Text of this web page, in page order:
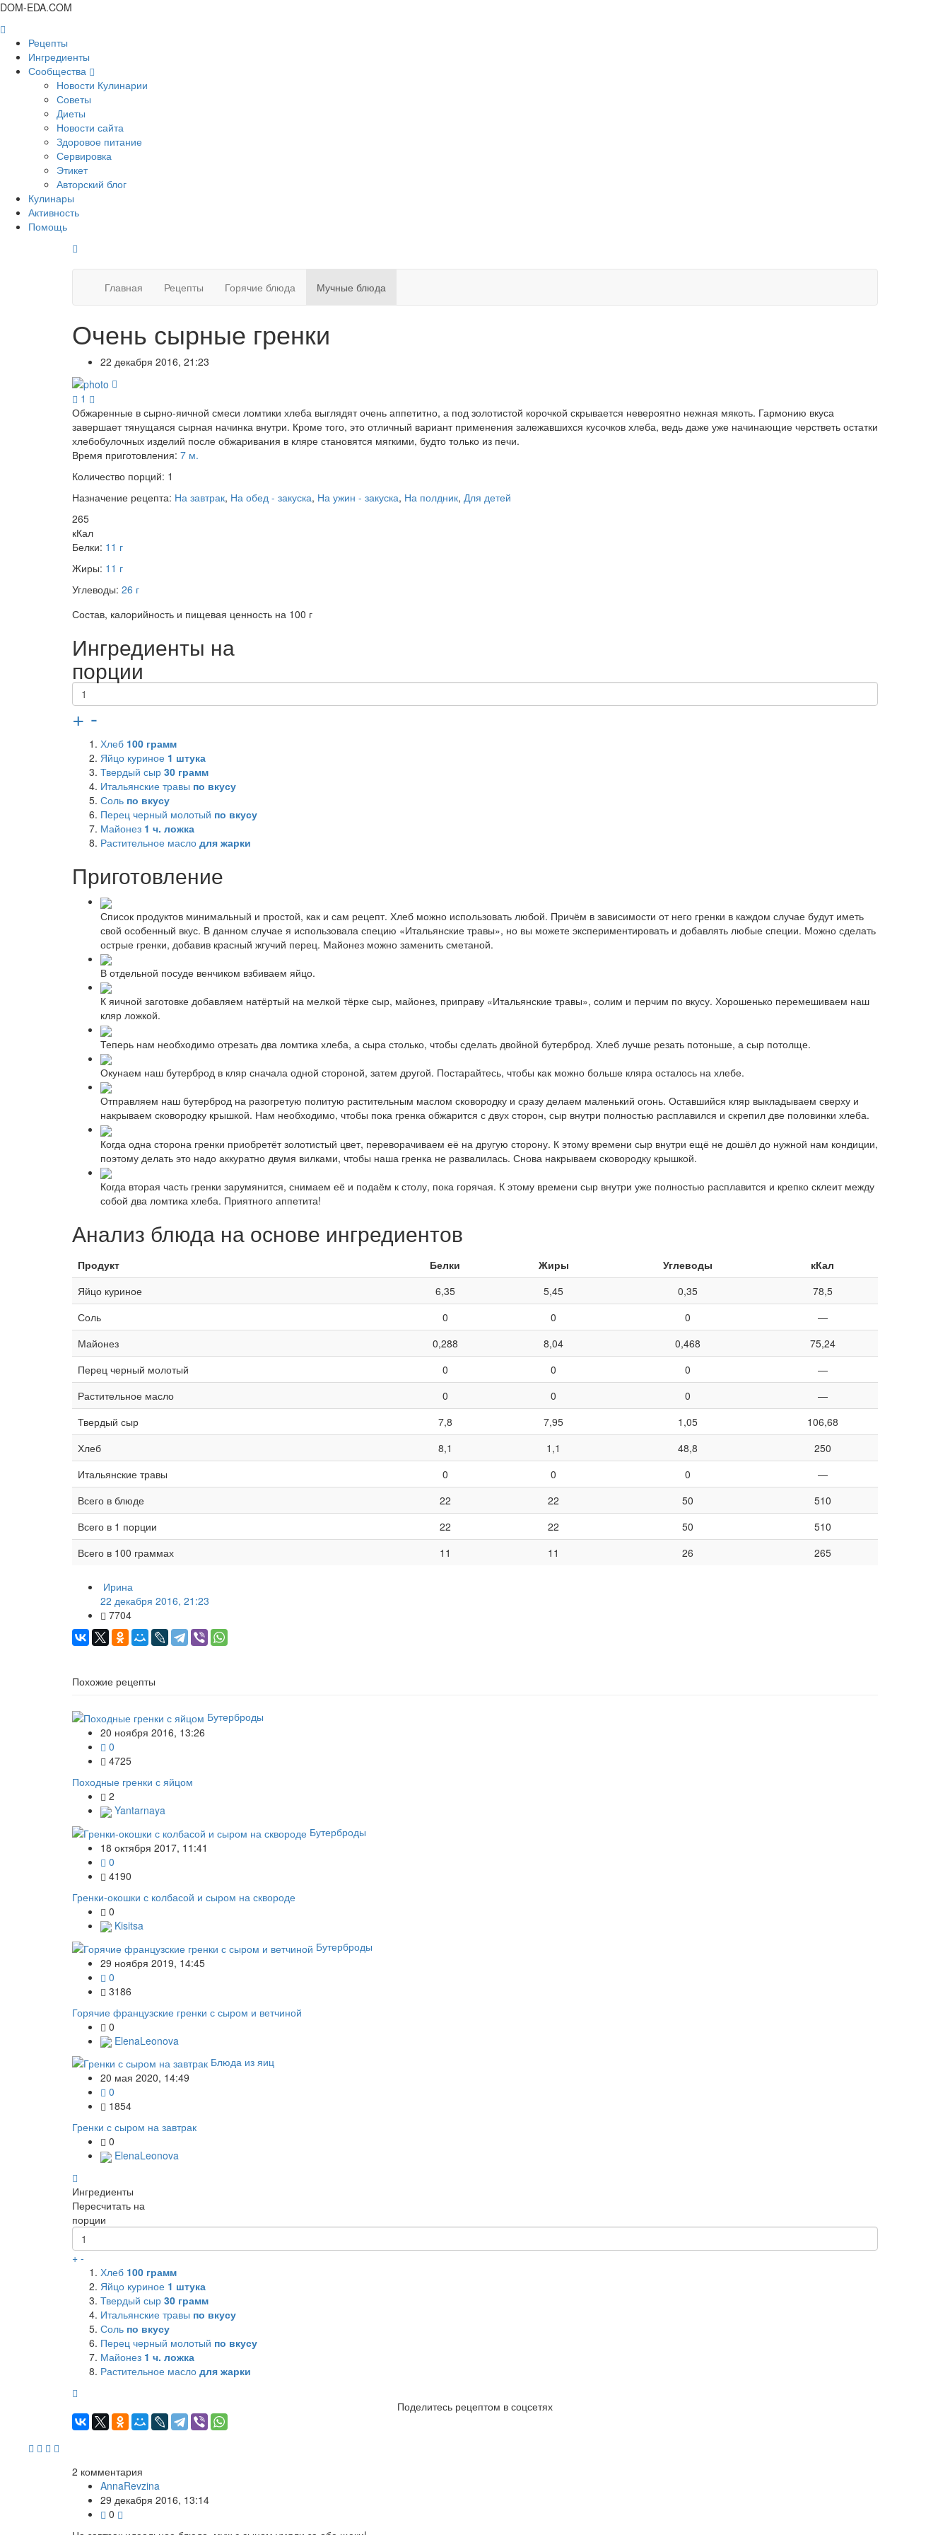
DOM-EDA.COM
Рецепты
Ингредиенты
Сообщества
Новости Кулинарии
Советы
Диеты
Новости сайта
Здоровое питание
Сервировка
Этикет
Авторский блог
Кулинары
Активность
Помощь
Главная Рецепты Горячие блюда Мучные блюда
Очень сырные гренки
22 декабря 2016, 21:23
1
Обжаренные в сырно-яичной смеси ломтики хлеба выглядят очень аппетитно, а под золотистой корочкой скрывается невероятно нежная мякоть. Гармонию вкуса
завершает тянущаяся сырная начинка внутри. Кроме того, это отличный вариант применения залежавшихся кусочков хлеба, ведь даже уже начинающие черстветь остатки
хлебобулочных изделий после обжаривания в кляре становятся мягкими, будто только из печи.
Время приготовления: 7 м.
Количество порций: 1
Назначение рецепта: На завтрак, На обед - закуска, На ужин - закуска, На полдник, Для детей
265
кКал
Белки: 11 г
Жиры: 11 г
Углеводы: 26 г
Состав, калорийность и пищевая ценность на 100 г
Ингредиенты на
порции
+ -
Хлеб 100 грамм
Яйцо куриное 1 штука
Твердый сыр 30 грамм
Итальянские травы по вкусу
Соль по вкусу
Перец черный молотый по вкусу
Майонез 1 ч. ложка
Растительное масло для жарки
Приготовление
Список продуктов минимальный и простой, как и сам рецепт. Хлеб можно использовать любой. Причём в зависимости от него гренки в каждом случае будут иметь
свой особенный вкус. В данном случае я использовала специю «Итальянские травы», но вы можете экспериментировать и добавлять любые специи. Можно сделать
острые гренки, добавив красный жгучий перец. Майонез можно заменить сметаной.
В отдельной посуде венчиком взбиваем яйцо.
К яичной заготовке добавляем натёртый на мелкой тёрке сыр, майонез, приправу «Итальянские травы», солим и перчим по вкусу. Хорошенько перемешиваем наш
кляр ложкой.
Теперь нам необходимо отрезать два ломтика хлеба, а сыра столько, чтобы сделать двойной бутерброд. Хлеб лучше резать потоньше, а сыр потолще.
Окунаем наш бутерброд в кляр сначала одной стороной, затем другой. Постарайтесь, чтобы как можно больше кляра осталось на хлебе.
Отправляем наш бутерброд на разогретую политую растительным маслом сковородку и сразу делаем маленький огонь. Оставшийся кляр выкладываем сверху и
накрываем сковородку крышкой. Нам необходимо, чтобы пока гренка обжарится с двух сторон, сыр внутри полностью расплавился и скрепил две половинки хлеба.
Когда одна сторона гренки приобретёт золотистый цвет, переворачиваем её на другую сторону. К этому времени сыр внутри ещё не дошёл до нужной нам кондиции,
поэтому делать это надо аккуратно двумя вилками, чтобы наша гренка не развалилась. Снова накрываем сковородку крышкой.
Когда вторая часть гренки зарумянится, снимаем её и подаём к столу, пока горячая. К этому времени сыр внутри уже полностью расплавится и крепко склеит между
собой два ломтика хлеба. Приятного аппетита!
Анализ блюда на основе ингредиентов
Продукт Белки Жиры Углеводы
кКал
Яйцо куриное
6,35 5,45 0,35
78,5
Соль
0 0 0
—
Майонез
0,288 8,04 0,468
75,24
Перец черный молотый
0 0 0
—
Растительное масло
0 0 0
—
Твердый сыр
7,8 7,95 1,05
106,68
Хлеб
8,1 1,1 48,8
250
Итальянские травы
0 0 0
—
Всего в блюде
22 22 50
510
Всего в 1 порции
22 22 50
510
Всего в 100 граммах
11 11 26 265
Ирина
22 декабря 2016, 21:23
7704
Похожие рецепты
Бутерброды
20 ноября 2016, 13:26
0
4725
Походные гренки с яйцом
2
Yantarnaya
Бутерброды
18 октября 2017, 11:41
0
4190
Гренки-окошки с колбасой и сыром на сквороде
0
Kisitsa
Бутерброды
29 ноября 2019, 14:45
0
3186
Горячие французские гренки с сыром и ветчиной
0
ElenaLeonova
Блюда из яиц
20 мая 2020, 14:49
0
1854
Гренки с сыром на завтрак
0
ElenaLeonova
Ингредиенты
Пересчитать на
порции
+ -
Хлеб 100 грамм
Яйцо куриное 1 штука
Твердый сыр 30 грамм
Итальянские травы по вкусу
Соль по вкусу
Перец черный молотый по вкусу
Майонез 1 ч. ложка
Растительное масло для жарки
Поделитесь рецептом в соцсетях
2 комментария
AnnaRevzina
29 декабря 2016, 13:14
0